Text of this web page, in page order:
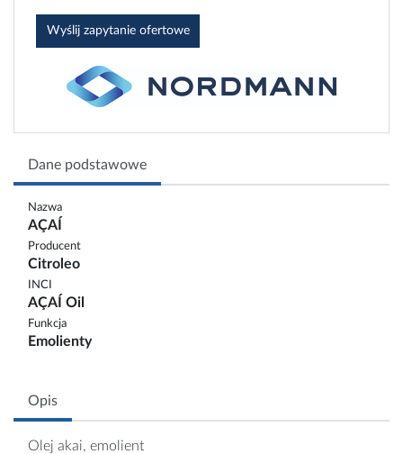
Wyślij zapytanie ofertowe
Dane podstawowe
Nazwa
AÇAÍ
Producent
Citroleo
INCI
AÇAÍ Oil
Funkcja
Emolienty
Opis
Olej akai, emolient